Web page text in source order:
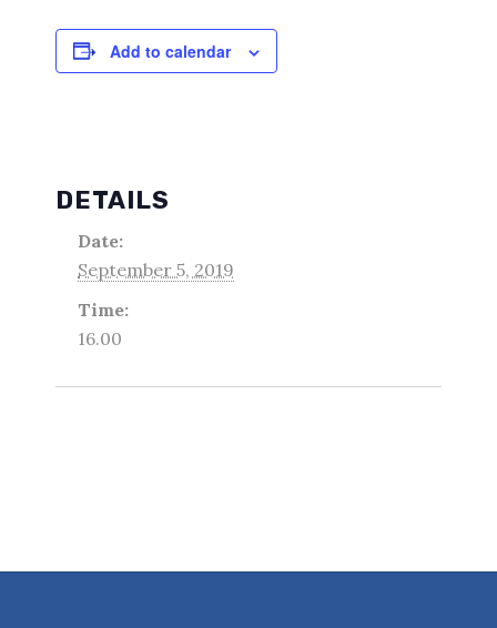
Add to calendar
DETAILS
Date:
September 5, 2019
Time:
16.00